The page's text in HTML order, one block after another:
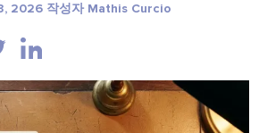
2026 작성자 Mathis Curcio